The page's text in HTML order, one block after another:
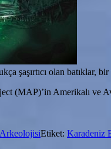
şaşırtıcı olan batıklar,
(MAP)’in Amerikalı ve
Etiket: Karadeniz